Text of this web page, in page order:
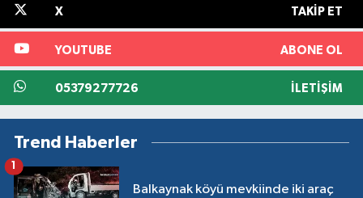
X TAKIP ET
YOUTUBE ABONE OL
05379277726 İLETIŞIM
Trend Haberler
Balkaynak köyü mevkiinde iki araç
1